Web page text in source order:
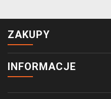
ZAKUPY
INFORMACJE